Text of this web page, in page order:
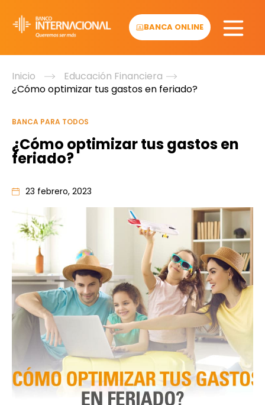
content
BANCA ONLINE
Inicio
Educación Financiera
¿Cómo optimizar tus gastos en feriado?
BANCA PARA TODOS
¿Cómo optimizar tus gastos en
feriado?
23 febrero, 2023